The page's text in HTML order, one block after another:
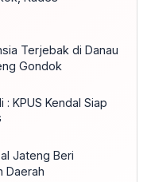
Terjebak di Danau
Gondok
KPUS Kendal Siap
Jateng Beri
Daerah